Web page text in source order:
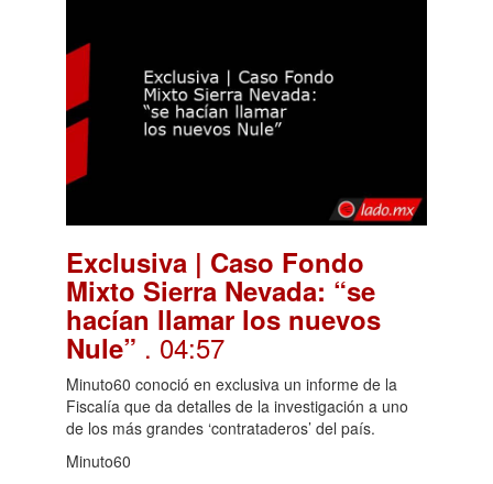
Exclusiva | Caso Fondo
Mixto Sierra Nevada: “se
hacían llamar los nuevos
Nule” . 04:57
Minuto60 conoció en exclusiva un informe de la
Fiscalía que da detalles de la investigación a uno
de los más grandes ‘contrataderos’ del país.
Minuto60